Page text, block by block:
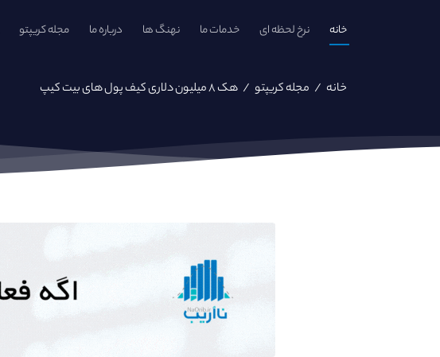
خانه نرخ لحظه ای خدمات ما نهنگ ها درباره ما مجله کریپتو
خانه / مجله کریپتو / هک ۸ میلیون دلاری کیف پول‌ های بیت‌ کیپ